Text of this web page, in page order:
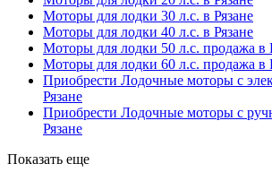
Моторы для лодки 30 л.с. в Рязане
Моторы для лодки 40 л.с. в Рязане
Моторы для лодки 50 л.с. продажа в
Моторы для лодки 60 л.с. продажа в
Приобрести Лодочные моторы с
Рязане
Приобрести Лодочные моторы с
Рязане
Показать еще